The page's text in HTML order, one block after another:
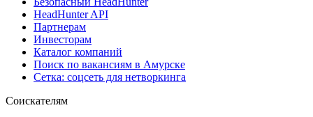
HeadHunter API
Партнерам
Инвесторам
Каталог компаний
Поиск по вакансиям в Амурске
Сетка: соцсеть для нетворкинга
Соискателям